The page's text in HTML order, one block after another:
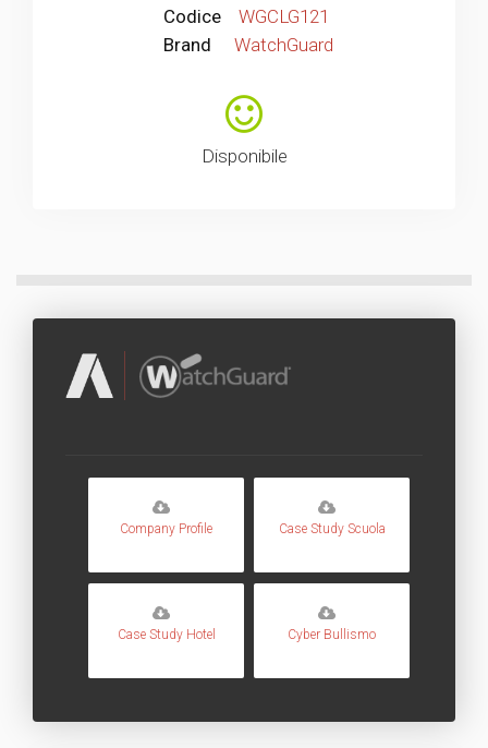
Codice
WGCLG121
Brand
WatchGuard
Disponibile
Company Profile Case Study Scuola
Case Study Hotel Cyber Bullismo